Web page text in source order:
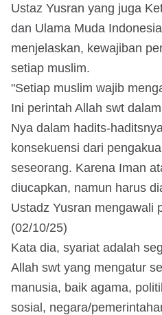
Ustaz Yusran yang juga
dan Ulama Muda
menjelaskan, kewajiban
setiap muslim.
"Setiap muslim wajib
Ini perintah Allah swt
Nya dalam hadits-
konsekuensi dari
seseorang. Karena Iman
diucapkan, namun harus
Ustadz Yusran mengawali
(02/10/25)
Kata dia, syariat adalah
Allah swt yang mengatur
manusia, baik agama,
sosial, negara/